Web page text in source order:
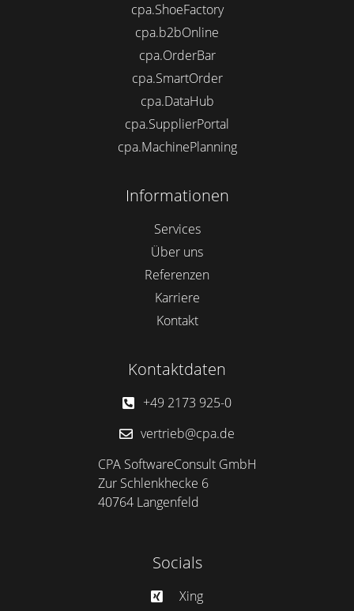
cpa.ShoeFactory
cpa.b2bOnline
cpa.OrderBar
cpa.SmartOrder
cpa.DataHub
cpa.SupplierPortal
cpa.MachinePlanning
Informationen
Services
Über uns
Referenzen
Karriere
Kontakt
Kontaktdaten
+49 2173 925-0
vertrieb@cpa.de
CPA SoftwareConsult GmbH
Zur Schlenkhecke 6
40764 Langenfeld
Socials
Xing